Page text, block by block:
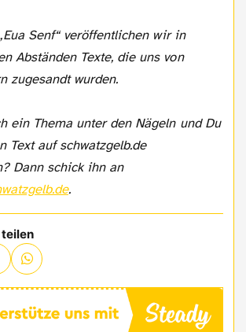
Senf“ veröffentlichen wir in
Abständen Texte, die uns von
zugesandt wurden.
ein Thema unter den Nägeln und Du
Text auf schwatzgelb.de
Dann schick ihn an
.